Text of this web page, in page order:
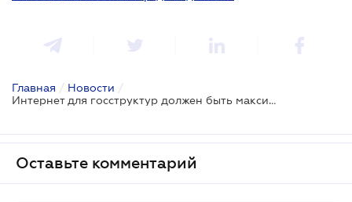
Главная / Новости /
Интернет для госструктур должен быть максимально защищенным
Оставьте комментарий